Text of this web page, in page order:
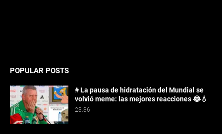
POPULAR POSTS
# La pausa de hidratación del Mundial se
volvió meme: las mejores reacciones 😂💧
23:36